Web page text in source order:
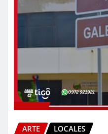
ARTE LOCALES